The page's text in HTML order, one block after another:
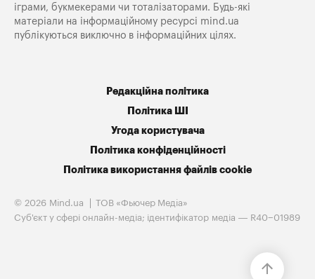
іграми, букмекерами чи тоталізаторами. Будь-які
матеріали на інформаційному ресурсі mind.ua
публікуються виключно в інформаційних цілях.
Редакційна політика
Політика ШІ
Угода користувача
Політика конфіденційності
Політика використання файлів cookie
© 2026 Mind.ua
ТОВ «Фьючер Медiа»
Cуб'єкт у сфері онлайн-медіа; ідентифікатор медіа — R40−01989